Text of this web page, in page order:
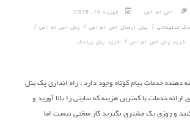
اس ام اس فوریه 10, 2018
/ پنل ارسال اس ام اس/ پنل اس ام اس /
خرید پنل اس ام اس / خرید پنل پیامک
خدمات پیام کوتاه وجود دارد , راه اندازی یک پنل
خدمات با کمترین هزینه که سایتی را بالا آورید و
و روزی یک مشتری بگیرید کار سختی نیست اما